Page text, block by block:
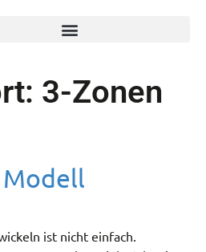
3-Zonen
Modell
ist nicht einfach.